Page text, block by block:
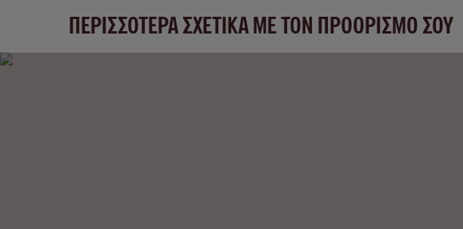
ΠΕΡΙΣΣΌΤΕΡΑ ΣΧΕΤΙΚΆ ΜΕ ΤΟΝ ΠΡΟΟΡΙΣΜΌ ΣΟΥ